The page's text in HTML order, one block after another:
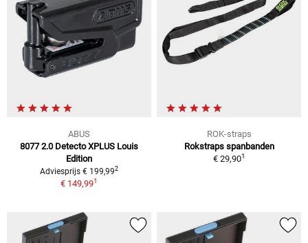
ABUS
8077 2.0 Detecto XPLUS Louis
Edition
Adviesprijs € 199,992
€ 149,991
ROK-straps
Rokstraps spanbanden
€ 29,901